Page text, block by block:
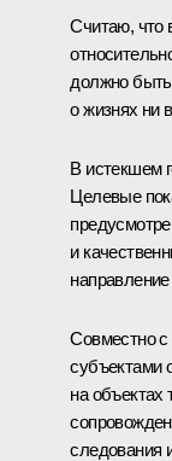
Считаю, что
должно
о жизнях ни
В истекшем
Целевые
и
Совместно с
субъектами
на объектах
следования